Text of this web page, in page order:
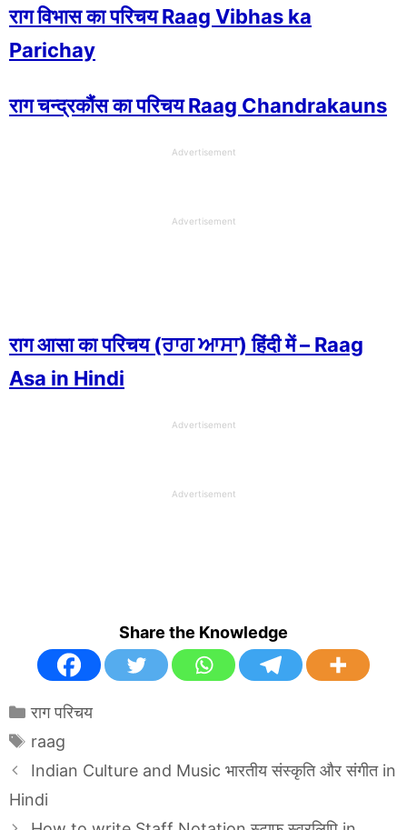
राग विभास का परिचय Raag Vibhas ka
Parichay
राग चन्द्रकौंस का परिचय Raag Chandrakauns
Advertisement
Advertisement
राग आसा का परिचय (ਰਾਗ ਆਸਾ) हिंदी में – Raag
Asa in Hindi
Advertisement
Advertisement
Share the Knowledge
Categories
राग परिचय
Tags
raag
Indian Culture and Music भारतीय संस्कृति और संगीत in
Hindi